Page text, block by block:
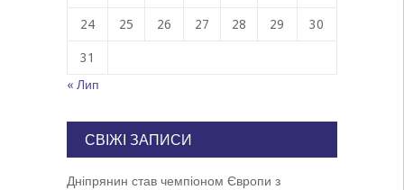
24 25 26 27 28 29 30
31
« Лип
СВІЖІ ЗАПИСИ
Дніпрянин став чемпіоном Європи з